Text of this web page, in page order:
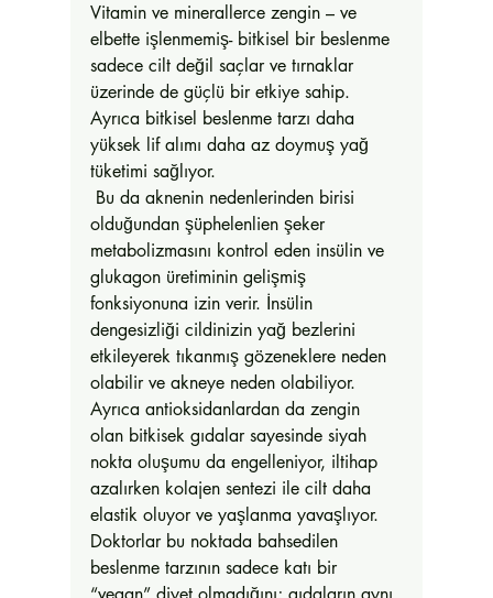
Vitamin ve minerallerce zengin – ve
elbette işlenmemiş- bitkisel bir beslenme
sadece cilt değil saçlar ve tırnaklar
üzerinde de güçlü bir etkiye sahip.
Ayrıca bitkisel beslenme tarzı daha
yüksek lif alımı daha az doymuş yağ
tüketimi sağlıyor.
olduğundan şüphelenlien şeker
metabolizmasını kontrol eden insülin ve
glukagon üretiminin gelişmiş
fonksiyonuna izin verir. İnsülin
dengesizliği cildinizin yağ bezlerini
etkileyerek tıkanmış gözeneklere neden
olabilir ve akneye neden olabiliyor.
Ayrıca antioksidanlardan da zengin
olan bitkisek gıdalar sayesinde siyah
nokta oluşumu da engelleniyor, iltihap
azalırken kolajen sentezi ile cilt daha
elastik oluyor ve yaşlanma yavaşlıyor.
Doktorlar bu noktada bahsedilen
beslenme tarzının sadece katı bir